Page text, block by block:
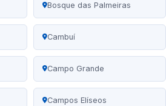
Bosque das Palmeiras
Cambuí
Campo Grande
Campos Elíseos